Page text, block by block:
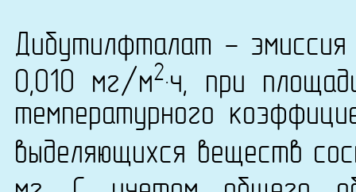
Дибутилфталат - эмиссия
0,010 мг/м2·ч, при
температурного
выделяющихся веществ